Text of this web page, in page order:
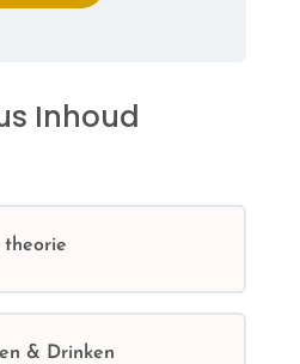
Inhoud
theorie
& Drinken